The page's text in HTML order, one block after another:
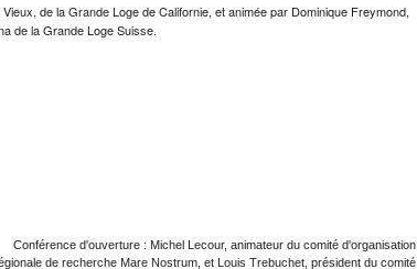
de la Grande Loge de Californie, et animée par Dominique Freymond,
de la Grande Loge Suisse.
Conférence d'ouverture : Michel Lecour, animateur du comité d'organisation
de recherche Mare Nostrum, et Louis Trebuchet, président du comité